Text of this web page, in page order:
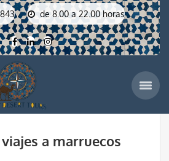
de 8.00 a 22.00 horas
a marruecos